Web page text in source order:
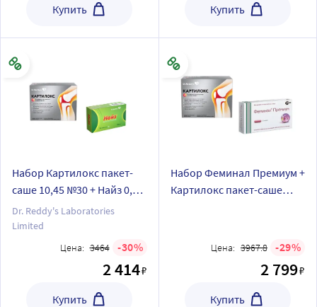
Купить Купить
Набор Картилокс пакет-
саше 10,45 №30 + Найз 0,1
№30 табл со скидкой
Dr. Reddy's Laboratories
Limited
Цена: 3464 30
2 414₽
Купить
Набор Феминал Премиум +
Картилокс пакет-саше
Цена: 3967.8 29
2 799₽
Купить